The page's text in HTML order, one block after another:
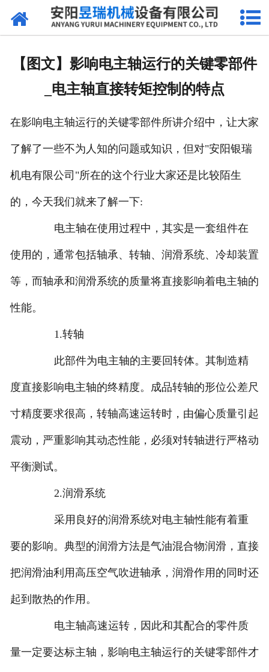
网站首页
联系我们
【图文】影响电主轴运行的关键零部件
_电主轴直接转矩控制的特点
在影响电主轴运行的关键零部件所讲介绍中，让大家
了解了一些不为人知的问题或知识，但对"安阳银瑞
机电有限公司"所在的这个行业大家还是比较陌生
的，今天我们就来了解一下:
电主轴在使用过程中，其实是一套组件在
使用的，通常包括轴承、转轴、润滑系统、冷却装置
等，而轴承和润滑系统的质量将直接影响着电主轴的
性能。
1.转轴
此部件为电主轴的主要回转体。其制造精
度直接影响电主轴的终精度。成品转轴的形位公差尺
寸精度要求很高，转轴高速运转时，由偏心质量引起
震动，严重影响其动态性能，必须对转轴进行严格动
平衡测试。
2.润滑系统
采用良好的润滑系统对电主轴性能有着重
要的影响。典型的润滑方法是气油混合物润滑，直接
把润滑油利用高压空气吹进轴承，润滑作用的同时还
起到散热的作用。
电主轴高速运转，因此和其配合的零件质
量一定要达标主轴，影响电主轴运行的关键零部件才